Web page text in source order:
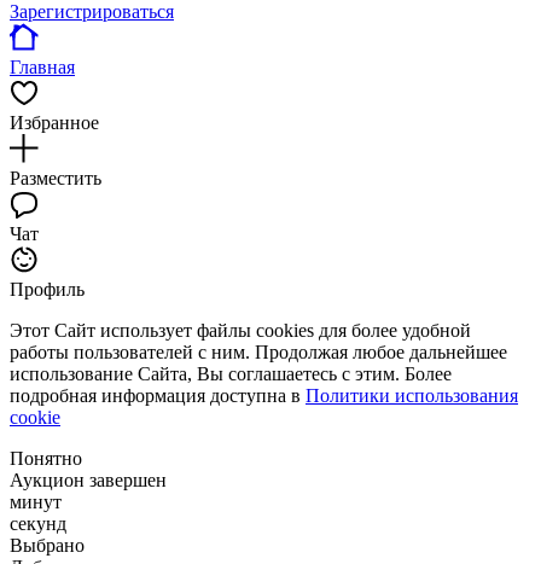
Зарегистрироваться
Главная
Избранное
Разместить
Чат
Профиль
Этот Сайт использует файлы cookies для более удобной
работы пользователей с ним. Продолжая любое дальнейшее
использование Сайта, Вы соглашаетесь с этим. Более
подробная информация доступна в Политики использования
cookie
Понятно
Аукцион завершен
минут
секунд
Выбрано